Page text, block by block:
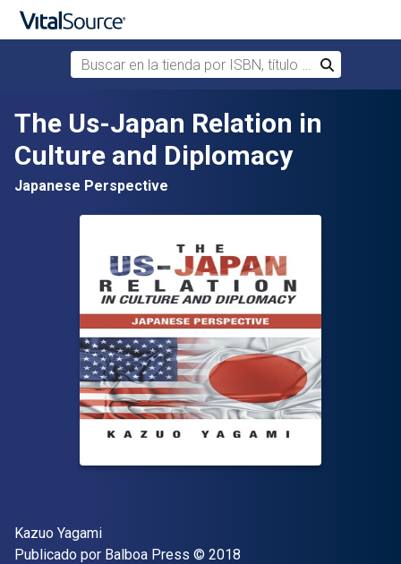
Saltar al contenido principal
Buscar en la tienda por ISBN, título o autor
Buscar
The Us-Japan Relation in
Culture and Diplomacy
Japanese Perspective
Autor(es)
Kazuo Yagami
Editor
Publicado por Balboa Press Copyright
© 2018